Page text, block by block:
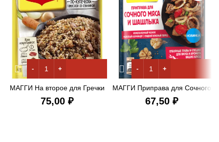
МАГГИ На второе для Гречки
По-Купечески 41 гр
₽
МАГГИ Приправа для Сочного
мяса/Шашлыка 20 гр
₽